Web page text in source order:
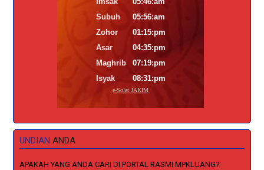
UNDIAN ANDA
APAKAH YANG ANDA CARI DI PORTAL RASMI MPKLUANG?